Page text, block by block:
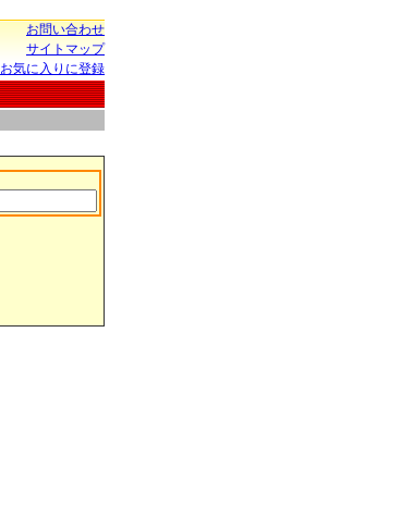
お問い合わせ
サイトマップ
お気に入りに登録